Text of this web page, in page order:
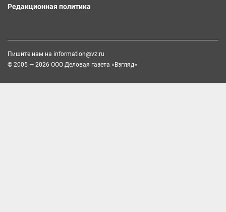
Редакционная политика
Пишите нам на information@vz.ru
© 2005 — 2026 ООО Деловая газета «Взгляд»